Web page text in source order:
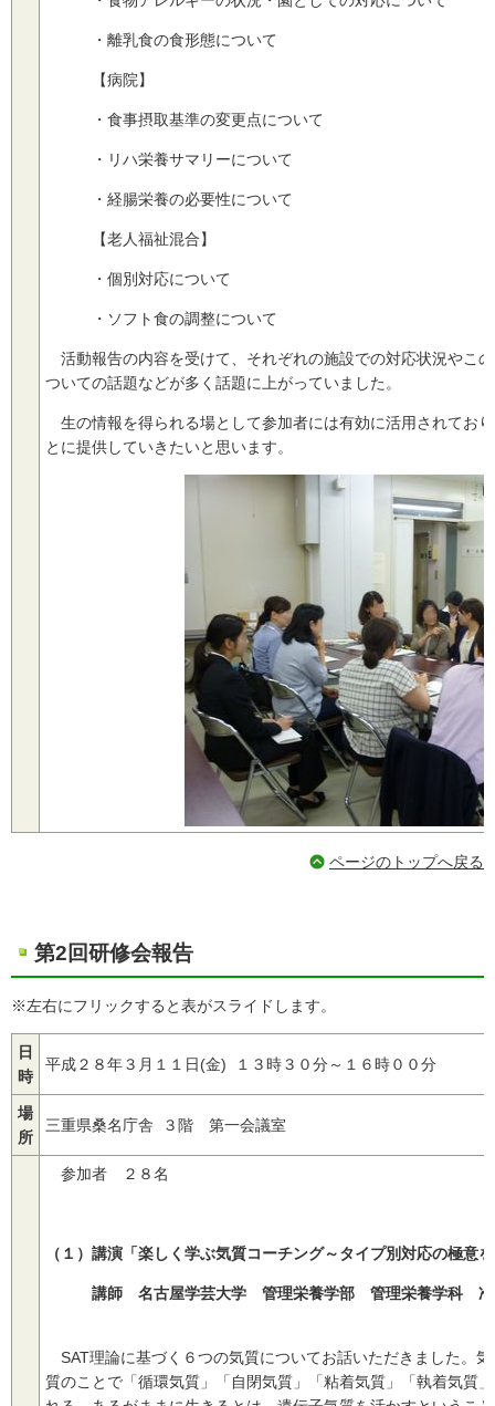
・離乳食の食形態について
【病院】
・食事摂取基準の変更点について
・リハ栄養サマリーについて
・経腸栄養の必要性について
【老人福祉混合】
・個別対応について
・ソフト食の調整について
活動報告の内容を受けて、それぞれの施設での対応状況やこ
ついての話題などが多く話題に上がっていました。
生の情報を得られる場として参加者には有効に活用されてお
とに提供していきたいと思います。
ページのトップへ戻る
第2回研修会報告
※左右にフリックすると表がスライドします。
日
時
平成２８年３月１１日(金) １３時３０分～１６時００分
場
所
三重県桑名庁舎 ３階 第一会議室
参加者 ２８名
（１）講演「楽しく学ぶ気質コーチング～タイプ別対応の極意
講師 名古屋学芸大学 管理栄養学部 管理栄養学科
SAT理論に基づく６つの気質についてお話いただきました。
質のことで「循環気質」「自閉気質」「粘着気質」「執着気質